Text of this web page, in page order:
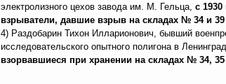
электролизного цехов завода им. М. Гельца, с
взрыватели, давшие взрыв на складах № 34 и 39
4) Раздобарин Тихон Илларионович, бывший
исследовательского опытного полигона в
взорвавшиеся при хранении на складах № 34, 35